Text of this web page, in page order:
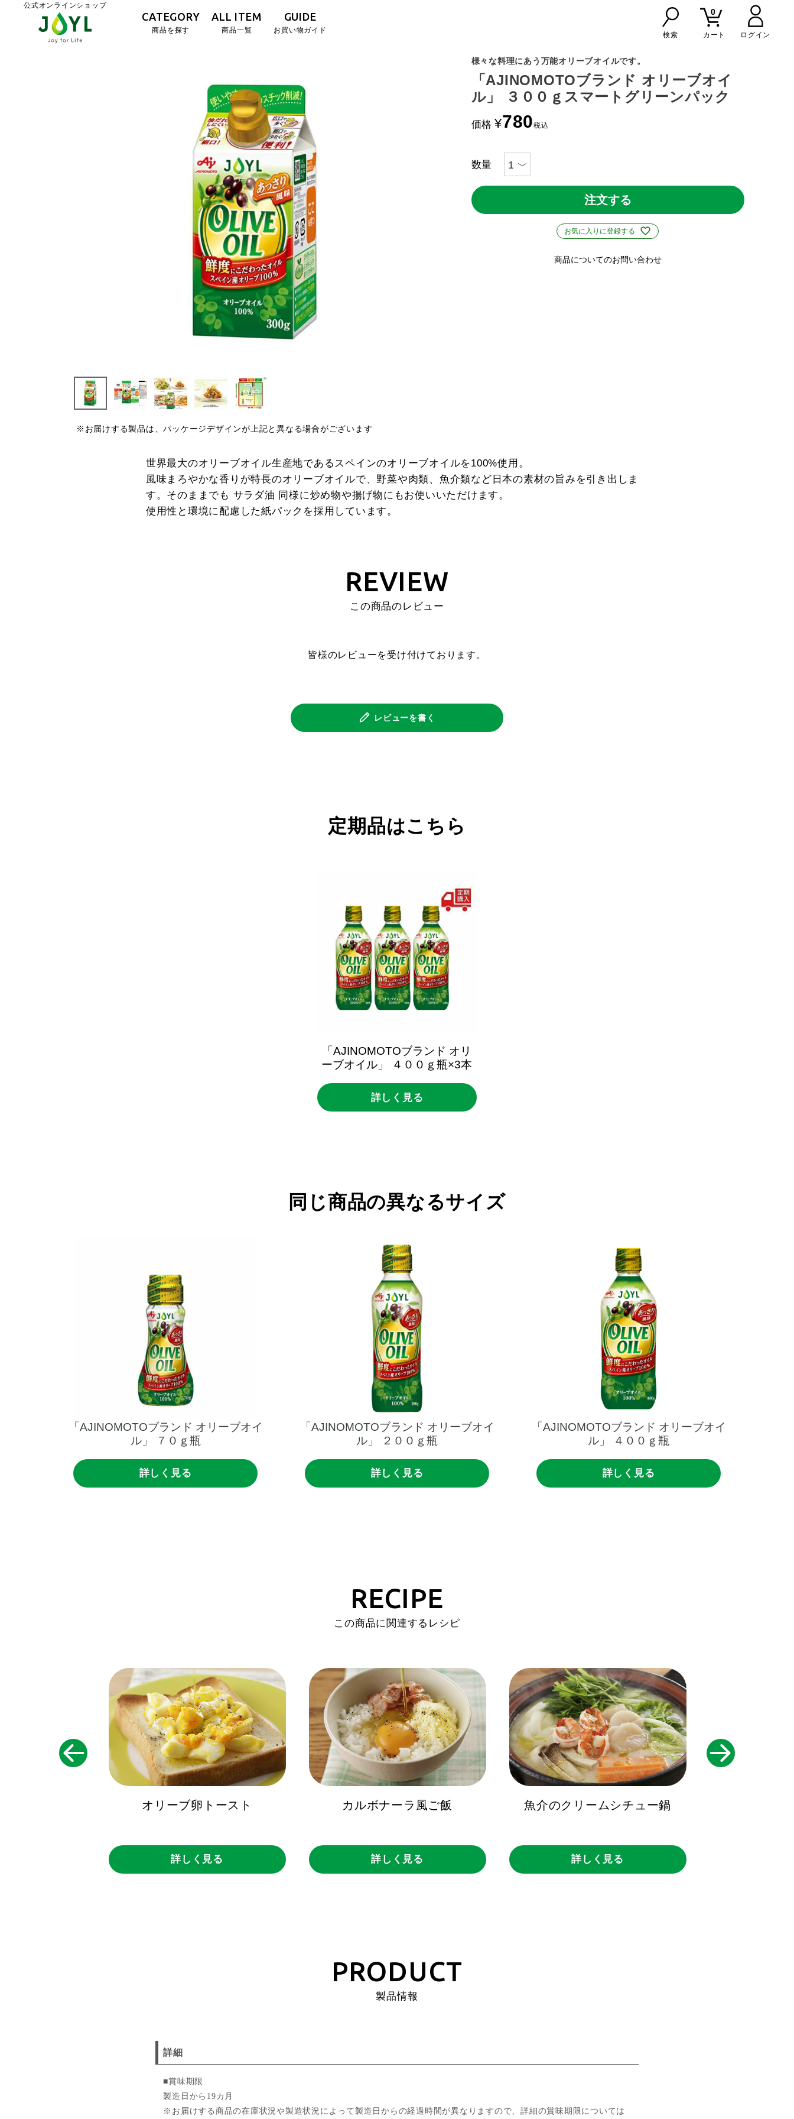
公式オンラインショップ
CATEGORY
商品を探す
ALL ITEM
商品一覧
GUIDE
お買い物ガイド
検索
0
カート
※お届けする製品は、パッケージデザインが上記と異なる場合がございます
様々な料理にあう万能オリーブオイルです。
「AJINOMOTOブランド オリーブオイ
ル」 ３００ｇスマートグリーンパック
価格 ¥780税込
注文する
お気に入りに登録する
商品についてのお問い合わせ
世界最大のオリーブオイル生産地であるスペインのオリーブオイルを100%使用。
風味まろやかな香りが特長のオリーブオイルで、野菜や肉類、魚介類など日本の素材の旨みを引き出しま
す。そのままでも サラダ油 同様に炒め物や揚げ物にもお使いいただけます。
使用性と環境に配慮した紙パックを採用しています。
REVIEW
この商品のレビュー
皆様のレビューを受け付けております。
レビューを書く
定期品はこちら
「AJINOMOTOブランド オリ
ーブオイル」
４００ｇ瓶×3本
詳しく見る
同じ商品の異なるサイズ
「AJINOMOTOブランド オリーブオイ
ル」
７０ｇ瓶
詳しく見る
「AJINOMOTOブランド オリーブオイ
ル」
２００ｇ瓶
詳しく見る
「AJINOMOTOブランド オリーブオイ
ル」
４００ｇ瓶
詳しく見る
RECIPE
この商品に関連するレシピ
オリーブ卵トースト
詳しく見る
カルボナーラ風ご飯
詳しく見る
魚介のクリームシチュー鍋
詳しく見る
PRODUCT
製品情報
詳細
■賞味期限
製造日から19カ月
※お届けする商品の在庫状況や製造状況によって製造日からの経過時間が異なりますので、詳細の賞味期限については